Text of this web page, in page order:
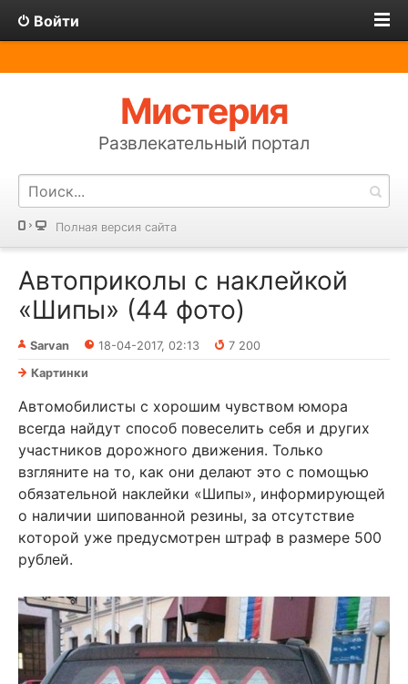
Войти
Мистерия
Развлекательный портал
Полная версия сайта
Автоприколы с наклейкой
«Шипы» (44 фото)
Sarvan 18-04-2017, 02:13
7 200
Картинки
Автомобилисты с хорошим чувством юмора
всегда найдут способ повеселить себя и других
участников дорожного движения. Только
взгляните на то, как они делают это с помощью
обязательной наклейки «Шипы», информирующей
о наличии шипованной резины, за отсутствие
которой уже предусмотрен штраф в размере 500
рублей.